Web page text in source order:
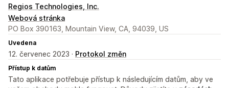
Regios Technologies, Inc.
Webová stránka
PO Box 390163, Mountain View, CA, 94039, US
Uvedena
12. červenec 2023 · Protokol změn
Přístup k datům
Tato aplikace potřebuje přístup k následujícím datům, aby ve